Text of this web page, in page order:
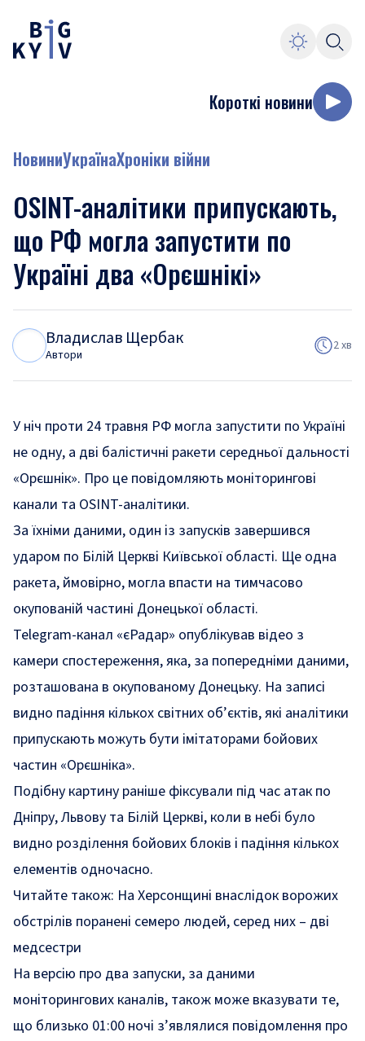
Короткі новини
НовиниУкраїнаХроніки війни
OSINT-аналітики припускають,
що РФ могла запустити по
Україні два «Орєшнікі»
Владислав Щербак
Автори
2 хв
У ніч проти 24 травня РФ могла запустити по Україні
не одну, а дві балістичні ракети середньої дальності
«Орєшнік». Про це повідомляють моніторингові
канали та OSINT-аналітики.
За їхніми даними, один із запусків завершився
ударом по Білій Церкві Київської області. Ще одна
ракета, ймовірно, могла впасти на тимчасово
окупованій частині Донецької області.
Telegram-канал «єРадар» опублікував відео з
камери спостереження, яка, за попередніми даними,
розташована в окупованому Донецьку. На записі
видно падіння кількох світних об’єктів, які аналітики
припускають можуть бути імітаторами бойових
частин «Орєшніка».
Подібну картину раніше фіксували під час атак по
Дніпру, Львову та Білій Церкві, коли в небі було
видно розділення бойових блоків і падіння кількох
елементів одночасно.
Читайте також: На Херсонщині внаслідок ворожих
обстрілів поранені семеро людей, серед них – дві
медсестри
На версію про два запуски, за даними
моніторингових каналів, також може вказувати те,
що близько 01:00 ночі з’являлися повідомлення про